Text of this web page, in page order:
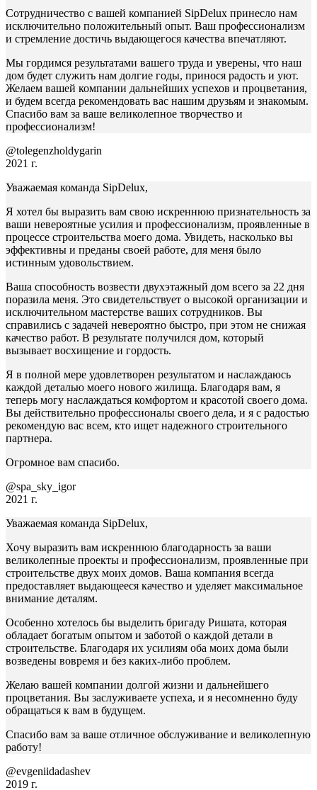
Сотрудничество с вашей компанией SipDelux принесло нам
исключительно положительный опыт. Ваш профессионализм
и стремление достичь выдающегося качества впечатляют.
Мы гордимся результатами вашего труда и уверены, что наш
дом будет служить нам долгие годы, принося радость и уют.
Желаем вашей компании дальнейших успехов и процветания,
и будем всегда рекомендовать вас нашим друзьям и знакомым.
Спасибо вам за ваше великолепное творчество и
профессионализм!
@tolegenzholdygarin
2021 г.
Уважаемая команда SipDelux,
Я хотел бы выразить вам свою искреннюю признательность за
ваши невероятные усилия и профессионализм, проявленные в
процессе строительства моего дома. Увидеть, насколько вы
эффективны и преданы своей работе, для меня было
истинным удовольствием.
Ваша способность возвести двухэтажный дом всего за 22 дня
поразила меня. Это свидетельствует о высокой организации и
исключительном мастерстве ваших сотрудников. Вы
справились с задачей невероятно быстро, при этом не снижая
качество работ. В результате получился дом, который
вызывает восхищение и гордость.
Я в полной мере удовлетворен результатом и наслаждаюсь
каждой деталью моего нового жилища. Благодаря вам, я
теперь могу наслаждаться комфортом и красотой своего дома.
Вы действительно профессионалы своего дела, и я с радостью
рекомендую вас всем, кто ищет надежного строительного
партнера.
Огромное вам спасибо.
@spa_sky_igor
2021 г.
Уважаемая команда SipDelux,
Хочу выразить вам искреннюю благодарность за ваши
великолепные проекты и профессионализм, проявленные при
строительстве двух моих домов. Ваша компания всегда
предоставляет выдающееся качество и уделяет максимальное
внимание деталям.
Особенно хотелось бы выделить бригаду Ришата, которая
обладает богатым опытом и заботой о каждой детали в
строительстве. Благодаря их усилиям оба моих дома были
возведены вовремя и без каких-либо проблем.
Желаю вашей компании долгой жизни и дальнейшего
процветания. Вы заслуживаете успеха, и я несомненно буду
обращаться к вам в будущем.
Спасибо вам за ваше отличное обслуживание и великолепную
работу!
@evgeniidadashev
2019 г.